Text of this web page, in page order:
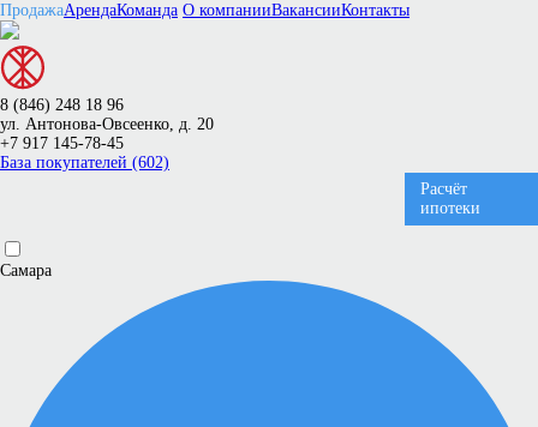
ПродажаАрендаКоманда О компанииВакансииКонтакты
8 (846) 248 18 96
ул. Антонова-Овсеенко, д. 20
+7 917 145-78-45
База покупателей (602)
Расчёт
ипотеки
Самара